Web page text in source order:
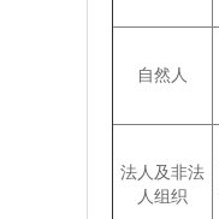
自然人
法人及非法
人组织